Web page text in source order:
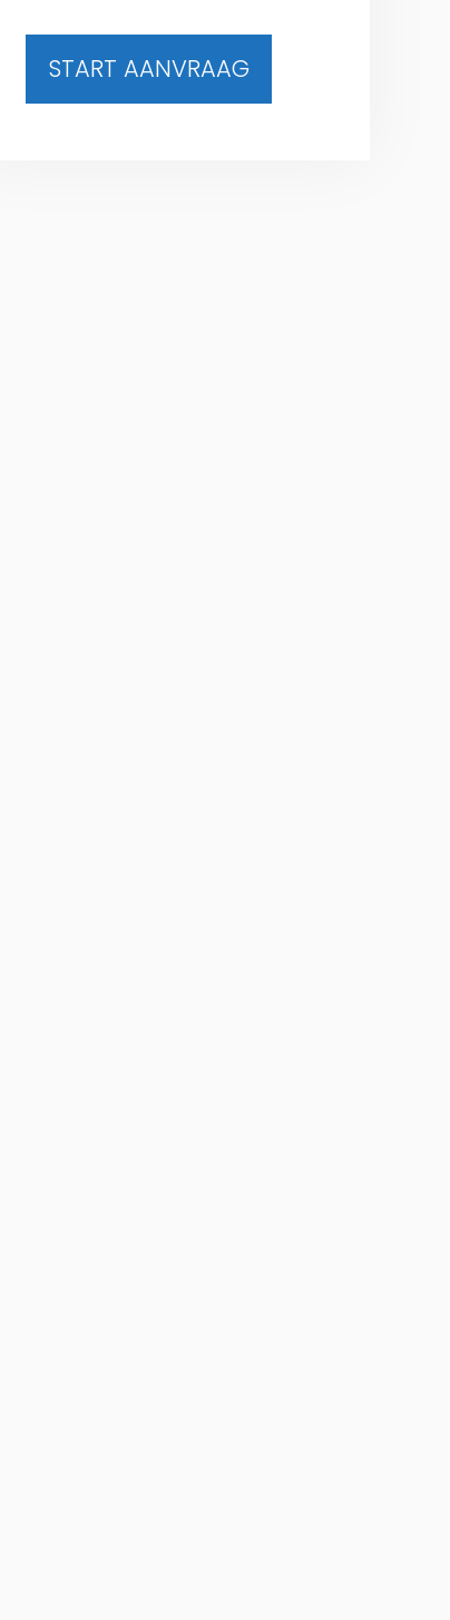
START AANVRAAG